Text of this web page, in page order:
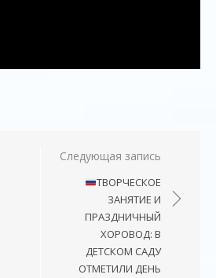
Следующая запись
ТВОРЧЕСКОЕ
ЗАНЯТИЕ И
ПРАЗДНИЧНЫЙ
ХОРОВОД: В
ДЕТСКОМ САДУ
ОТМЕТИЛИ ДЕНЬ